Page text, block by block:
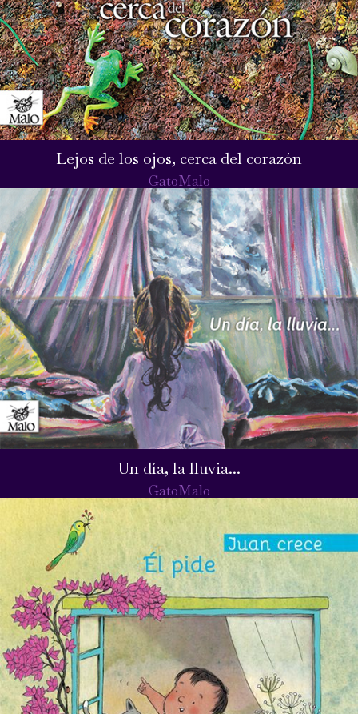
Lejos de los ojos, cerca del corazón
GatoMalo
Un día, la lluvia...
GatoMalo